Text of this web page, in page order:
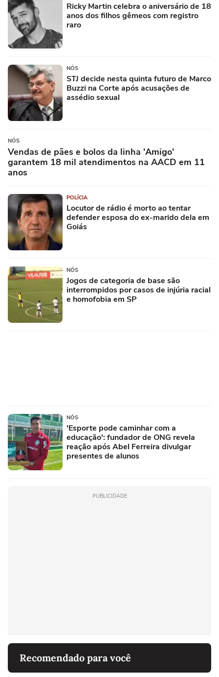
Ricky Martin celebra o aniversário de 18
anos dos filhos gêmeos com registro
raro
NÓS
STJ decide nesta quinta futuro de Marco
Buzzi na Corte após acusações de
assédio sexual
NÓS
Vendas de pães e bolos da linha 'Amigo'
garantem 18 mil atendimentos na AACD em 11
anos
POLÍCIA
Locutor de rádio é morto ao tentar
defender esposa do ex-marido dela em
Goiás
NÓS
Jogos de categoria de base são
interrompidos por casos de injúria racial
e homofobia em SP
NÓS
'Esporte pode caminhar com a
educação': fundador de ONG revela
reação após Abel Ferreira divulgar
presentes de alunos
PUBLICIDADE
Recomendado para você